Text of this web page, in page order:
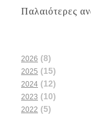
Παλαιότερες
2026 (8)
2025 (15)
2024 (12)
2023 (10)
2022 (5)